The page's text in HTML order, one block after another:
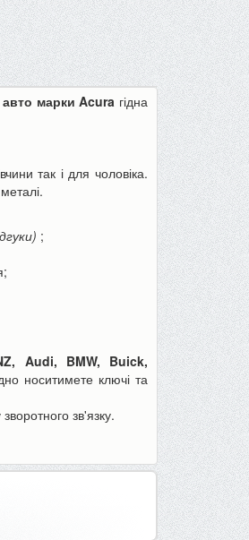
ювелірів
Товщиномір шару
шпаклівки, лаку
680 грн 590 грн
До кошика
авто марки Acura гідна
так і для чоловіка.
;
Audi, BMW, Buick,
носитимете ключі та
зв'язку.